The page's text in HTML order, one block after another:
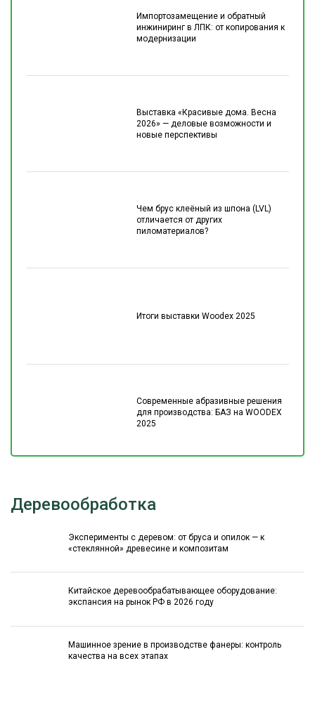
Импортозамещение и обратный
инжиниринг в ЛПК: от копирования к
модернизации
Выставка «Красивые дома. Весна
2026» — деловые возможности и
новые перспективы
Чем брус клеёный из шпона (LVL)
отличается от других
пиломатериалов?
Итоги выставки Woodex 2025
Современные абразивные решения
для производства: БАЗ на WOODEX
2025
Деревообработка
Эксперименты с деревом: от бруса и опилок — к
«стеклянной» древесине и композитам
Китайское деревообрабатывающее оборудование:
экспансия на рынок РФ в 2026 году
Машинное зрение в производстве фанеры: контроль
качества на всех этапах